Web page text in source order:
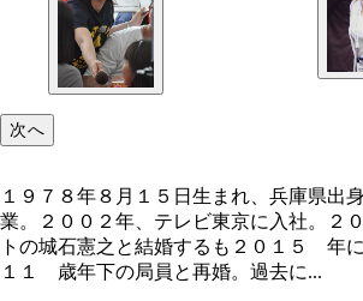
次へ
１９７８年８月１５日生まれ、兵庫県出
業。２００２年、テレビ東京に入社。２
トの城石憲之と結婚するも２０１５ 年
１１ 歳年下の局員と再婚。過去に...